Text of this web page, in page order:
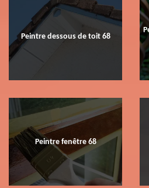
Peintre dessous de toit 68
Peintre fenêtre 68